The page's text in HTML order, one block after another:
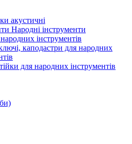
акустичні
Народні інструменти
інструментів
каподастри для народних
для народних інструментів